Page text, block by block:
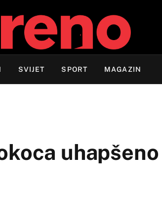
SVIJET SPORT MAGAZIN
uhapšeno